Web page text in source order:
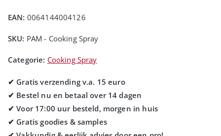
EAN: 0064144004126
SKU: PAM - Cooking Spray
Categorie: Cooking Spray